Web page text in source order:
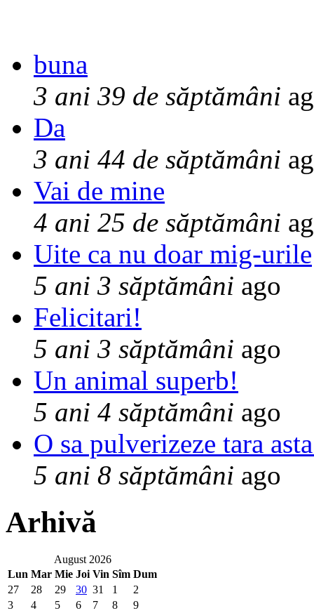
buna
3 ani 39 de săptămâni
Da
3 ani 44 de săptămâni
Vai de mine
4 ani 25 de săptămâni
Uite ca nu doar mig-urile
5 ani 3 săptămâni ago
Felicitari!
5 ani 3 săptămâni ago
Un animal superb!
5 ani 4 săptămâni ago
O sa pulverizeze tara
5 ani 8 săptămâni ago
Arhivă
August 2026
Lun Mar Mie Joi Vin Sîm Dum
27
28 29 30 31 1
2
3
4 5 6 7 8
9